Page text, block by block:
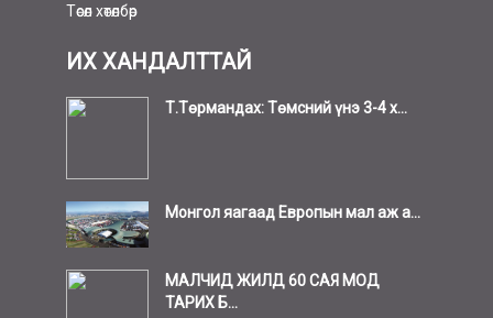
Төсөл хөтөлбөр
ИХ ХАНДАЛТТАЙ
Т.Төрмандах: Төмсний үнэ 3-4 х...
Монгол яагаад Европын мал аж а...
МАЛЧИД ЖИЛД 60 САЯ МОД
ТАРИХ Б...